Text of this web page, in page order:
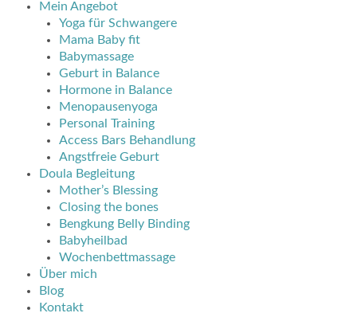
Mein Angebot
Yoga für Schwangere
Mama Baby fit
Babymassage
Geburt in Balance
Hormone in Balance
Menopausenyoga
Personal Training
Access Bars Behandlung
Angstfreie Geburt
Doula Begleitung
Mother’s Blessing
Closing the bones
Bengkung Belly Binding
Babyheilbad
Wochenbettmassage
Über mich
Blog
Kontakt